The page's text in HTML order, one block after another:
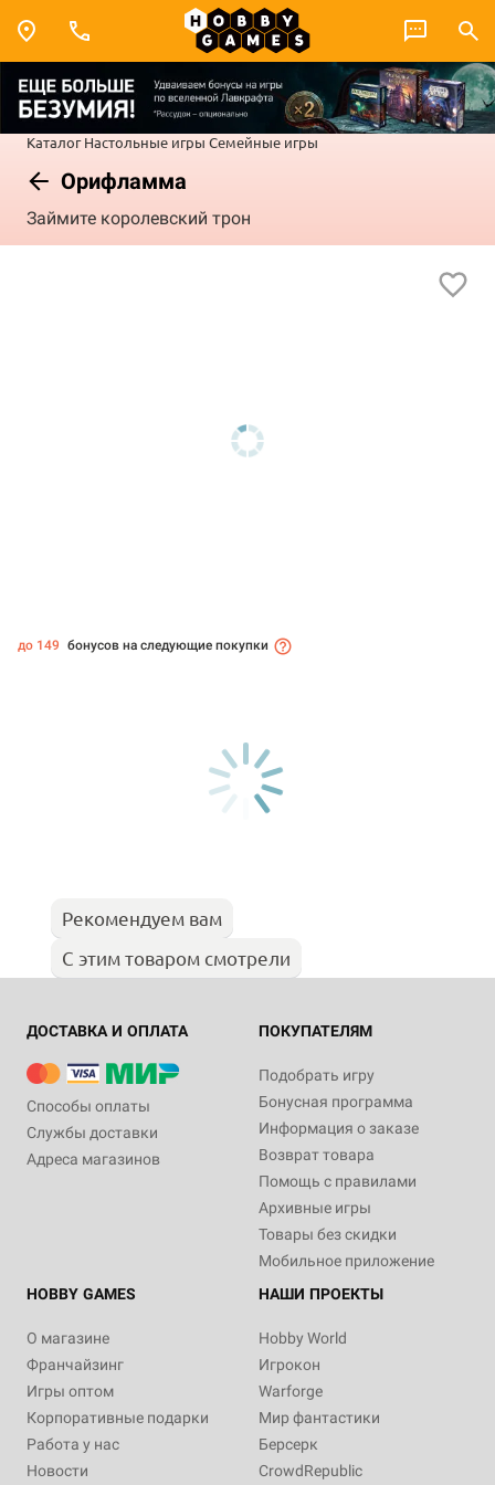
Каталог Настольные игры Семейные игры
Орифламма
Займите королевский трон
до 149 бонусов на следующие покупки
Рекомендуем вам
С этим товаром смотрели
ДОСТАВКА И ОПЛАТА
Способы оплаты
Службы доставки
Адреса магазинов
ПОКУПАТЕЛЯМ
Подобрать игру
Бонусная программа
Информация о заказе
Возврат товара
Помощь с правилами
Архивные игры
Товары без скидки
Мобильное приложение
HOBBY GAMES
О магазине
Франчайзинг
Игры оптом
Корпоративные подарки
Работа у нас
Новости
НАШИ ПРОЕКТЫ
Hobby World
Игрокон
Warforge
Мир фантастики
Берсерк
CrowdRepublic